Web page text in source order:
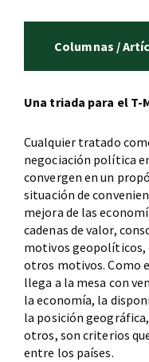
Columnas /
Una triada para el T-
Cualquier tratado
negociación política
convergen en un
situación de
mejora de las
cadenas de valor,
motivos geopolíticos,
otros motivos. Como
llega a la mesa con
la economía, la
la posición
otros, son criterios
entre los países.